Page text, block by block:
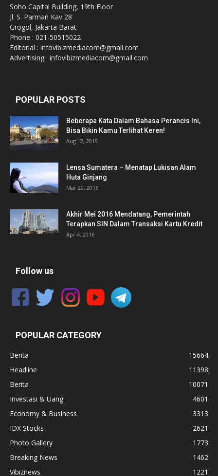
Soho Capital Building, 19th Floor
Jl. S. Parman Kav 28
Grogol, Jakarta Barat
Phone : 021-50515022
Editorial : infovibizmediacom@gmail.com
Advertising : infovibizmediacom@gmail.com
POPULAR POSTS
Beberapa Kata Dalam Bahasa Perancis Ini,
Bisa Bikin Kamu Terlihat Keren!
Aug 12, 2019
Lensa Sumatera – Menatap Lukisan Alam
Huta Ginjang
Mar 29, 2016
Akhir Mei 2016 Mendatang, Pemerintah
Terapkan SIN Dalam Transaksi Kartu Kredit
Apr 4, 2016
Follow us
POPULAR CATEGORY
Berita
15664
Headline
11398
Berita
10071
Investasi & Uang
4601
Economy & Business
3313
IDX Stocks
2621
Photo Gallery
1773
Breaking News
1462
Vibiznews
1221